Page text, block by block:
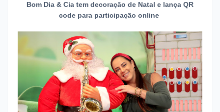
Bom Dia & Cia tem decoração de Natal e lança QR
code para participação online